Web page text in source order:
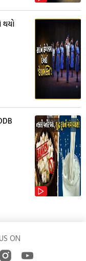
થયો
ON